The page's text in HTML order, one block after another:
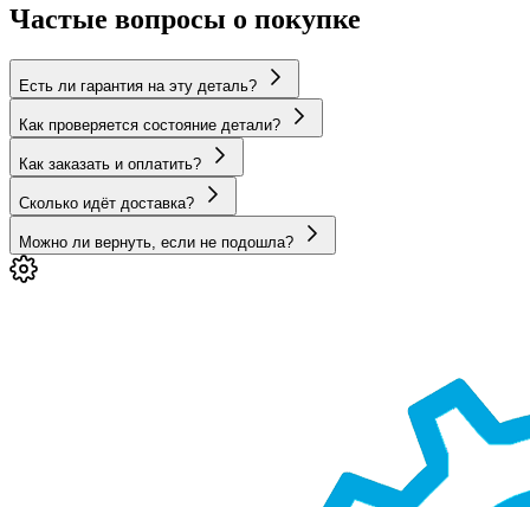
Частые вопросы о покупке
Есть ли гарантия на эту деталь?
Как проверяется состояние детали?
Как заказать и оплатить?
Сколько идёт доставка?
Можно ли вернуть, если не подошла?